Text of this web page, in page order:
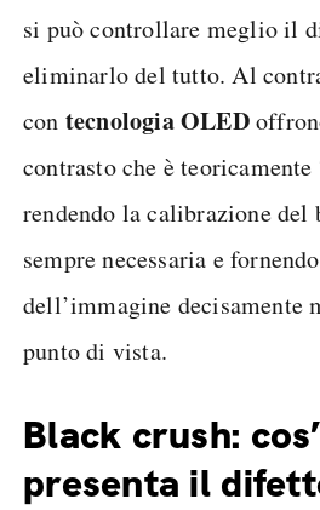
si può controllare meglio il
eliminarlo del tutto. Al
con tecnologia OLED
contrasto che è
rendendo la calibrazione del
sempre necessaria e
dell’immagine decisamente
punto di vista.
Black crush:
presenta il